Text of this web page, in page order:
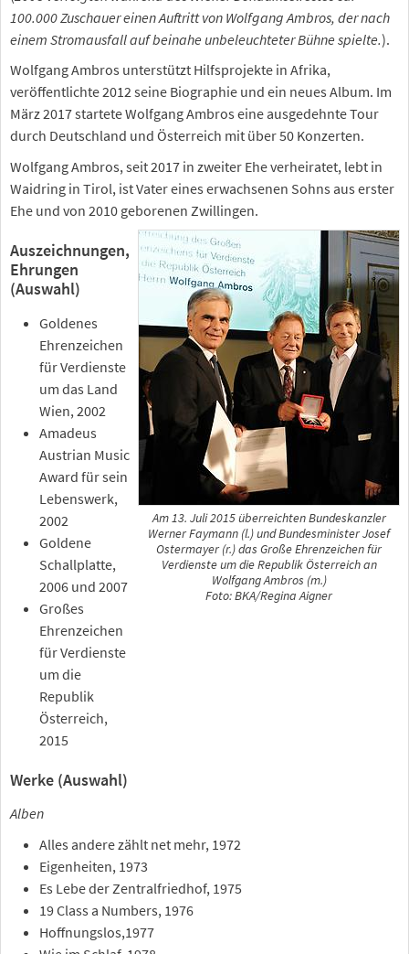
100.000 Zuschauer einen Auftritt von Wolfgang Ambros, der nach
einem Stromausfall auf beinahe unbeleuchteter Bühne spielte.).
Wolfgang Ambros unterstützt Hilfsprojekte in Afrika,
veröffentlichte 2012 seine Biographie und ein neues Album. Im
März 2017 startete Wolfgang Ambros eine ausgedehnte Tour
durch Deutschland und Österreich mit über 50 Konzerten.
Wolfgang Ambros, seit 2017 in zweiter Ehe verheiratet, lebt in
Waidring in Tirol, ist Vater eines erwachsenen Sohns aus erster
Ehe und von 2010 geborenen Zwillingen.
Am 13. Juli 2015 überreichten Bundeskanzler
Werner Faymann (l.) und Bundesminister Josef
Ostermayer (r.) das Große Ehrenzeichen für
Verdienste um die Republik Österreich an
Wolfgang Ambros (m.)
Foto: BKA/Regina Aigner
Auszeichnungen,
Ehrungen
(Auswahl)
Goldenes
Ehrenzeichen
für Verdienste
um das Land
Wien, 2002
Amadeus
Austrian Music
Award für sein
Lebenswerk,
2002
Goldene
Schallplatte,
2006 und 2007
Großes
Ehrenzeichen
für Verdienste
um die
Republik
Österreich,
2015
Werke (Auswahl)
Alben
Alles andere zählt net mehr, 1972
Eigenheiten, 1973
Es Lebe der Zentralfriedhof, 1975
19 Class a Numbers, 1976
Hoffnungslos,1977